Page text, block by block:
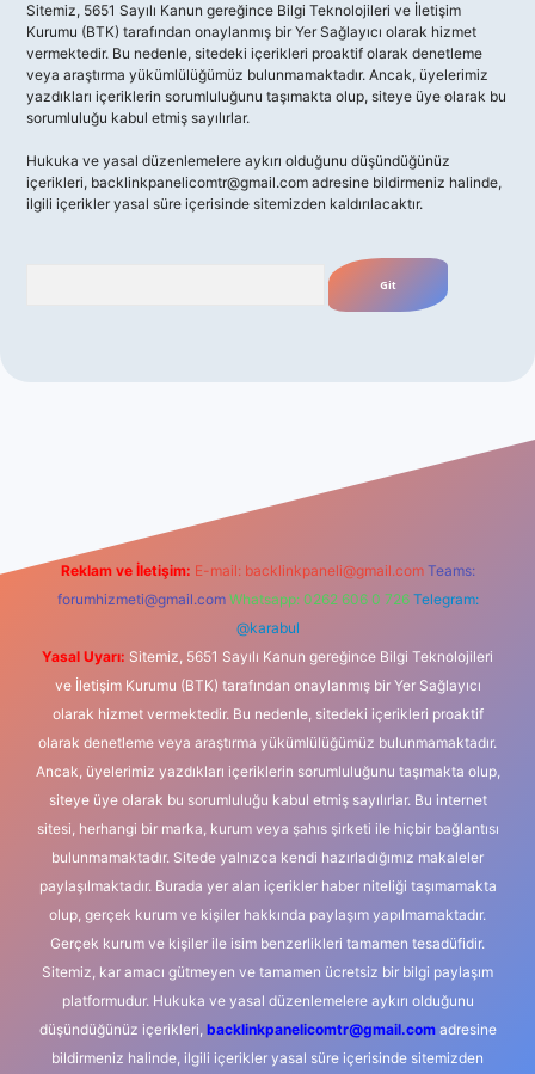
Sitemiz, 5651 Sayılı Kanun gereğince Bilgi Teknolojileri ve İletişim
Kurumu (BTK) tarafından onaylanmış bir Yer Sağlayıcı olarak hizmet
vermektedir. Bu nedenle, sitedeki içerikleri proaktif olarak denetleme
veya araştırma yükümlülüğümüz bulunmamaktadır. Ancak, üyelerimiz
yazdıkları içeriklerin sorumluluğunu taşımakta olup, siteye üye olarak bu
sorumluluğu kabul etmiş sayılırlar.
Hukuka ve yasal düzenlemelere aykırı olduğunu düşündüğünüz
içerikleri, backlinkpanelicomtr@gmail.com adresine bildirmeniz halinde,
ilgili içerikler yasal süre içerisinde sitemizden kaldırılacaktır.
Reklam ve İletişim: E-mail: backlinkpaneli@gmail.com Teams:
forumhizmeti@gmail.com Whatsapp: 0262 606 0 726 Telegram:
@karabul
Yasal Uyarı: Sitemiz, 5651 Sayılı Kanun gereğince Bilgi Teknolojileri
ve İletişim Kurumu (BTK) tarafından onaylanmış bir Yer Sağlayıcı
olarak hizmet vermektedir. Bu nedenle, sitedeki içerikleri proaktif
olarak denetleme veya araştırma yükümlülüğümüz bulunmamaktadır.
Ancak, üyelerimiz yazdıkları içeriklerin sorumluluğunu taşımakta olup,
siteye üye olarak bu sorumluluğu kabul etmiş sayılırlar. Bu internet
sitesi, herhangi bir marka, kurum veya şahıs şirketi ile hiçbir bağlantısı
bulunmamaktadır. Sitede yalnızca kendi hazırladığımız makaleler
paylaşılmaktadır. Burada yer alan içerikler haber niteliği taşımamakta
olup, gerçek kurum ve kişiler hakkında paylaşım yapılmamaktadır.
Gerçek kurum ve kişiler ile isim benzerlikleri tamamen tesadüfidir.
Sitemiz, kar amacı gütmeyen ve tamamen ücretsiz bir bilgi paylaşım
platformudur. Hukuka ve yasal düzenlemelere aykırı olduğunu
düşündüğünüz içerikleri, backlinkpanelicomtr@gmail.comadresine
bildirmeniz halinde, ilgili içerikler yasal süre içerisinde sitemizden